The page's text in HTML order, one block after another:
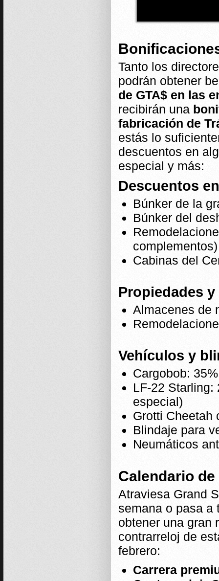
Tanto los
podrán obtener
de GTA$ en las
recibirán una
fabricación de
estás lo
descuentos en
especial y más:
Descuentos
Búnker de la
Búnker del
complementos)
Cabinas del
Propiedades
Almacenes de
Vehículos y
Cargobob:
LF-22 Starling:
especial)
Grotti Cheetah
Blindaje para
Neumáticos
Calendario
Atraviesa Grand
semana o pasa a
obtener una gran
contrarreloj de
febrero:
Carrera